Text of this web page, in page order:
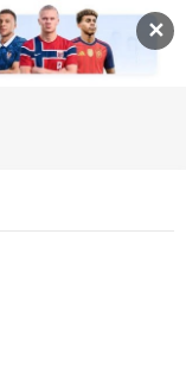
✕